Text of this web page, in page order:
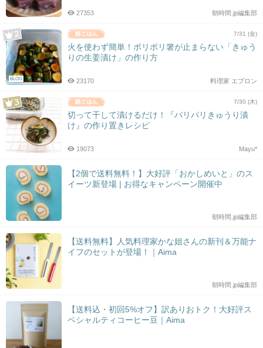
朝時間.jp編集部
27353
BLOG
7/31 (金)
火を使わず簡単！ポリポリ箸が止まらない「きゅう
りの生姜漬け」の作り方
料理家 エプロン
23170
7/30 (木)
切って干して漬けるだけ！『パリパリきゅうり漬
け』の作り置きレシピ
Mayu*
19073
【2個で送料無料！】大好評「おかしめいと」のス
イーツ新登場 | お得なキャンペーン開催中
朝時間.jp編集部
【送料無料】人気料理家かな姐さんの新刊＆万能ナ
イフのセットが登場！｜Aima
朝時間.jp編集部
【送料込・初回5%オフ】訳ありおトク！大好評ス
ペシャルティコーヒー豆｜Aima